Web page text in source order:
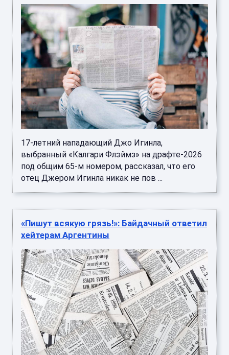
17-летний нападающий Джо Игинла,
выбранный «Калгари Флэймз» на драфте-2026
под общим 65-м номером, рассказал, что его
отец Джером Игинла никак не пов ...
«Пишут всякую грязь!»: Байдачный ответил
хейтерам Аргентины